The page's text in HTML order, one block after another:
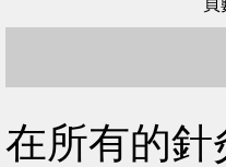
在所有的